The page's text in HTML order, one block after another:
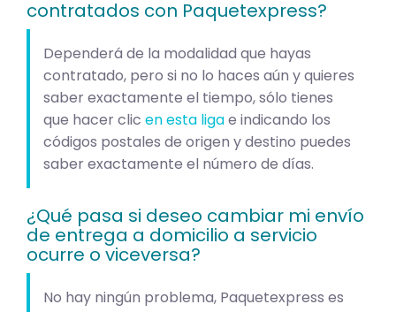
contratados con Paquetexpress?
Dependerá de la modalidad que hayas
contratado, pero si no lo haces aún y quieres
saber exactamente el tiempo, sólo tienes
que hacer clic en esta ligae indicando los
códigos postales de origen y destino puedes
saber exactamente el número de días.
¿Qué pasa si deseo cambiar mi envío
de entrega a domicilio a servicio
ocurre o viceversa?
No hay ningún problema, Paquetexpress es